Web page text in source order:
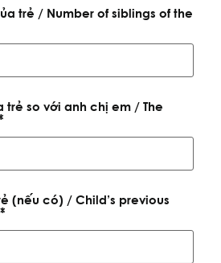
trẻ / Number of siblings of the
trẻ so với anh chị em / The
(nếu có) / Child’s previous